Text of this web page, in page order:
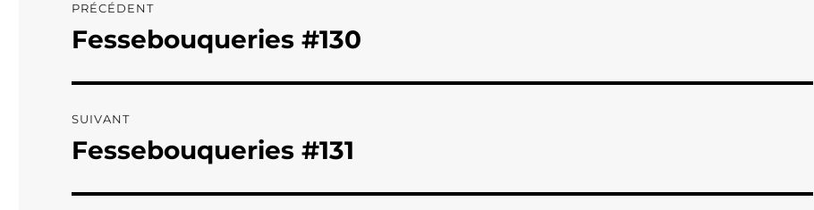
de
PRÉCÉDENT
Publication
Fessebouqueries #130
SUIVANT
Publication
Fessebouqueries #131